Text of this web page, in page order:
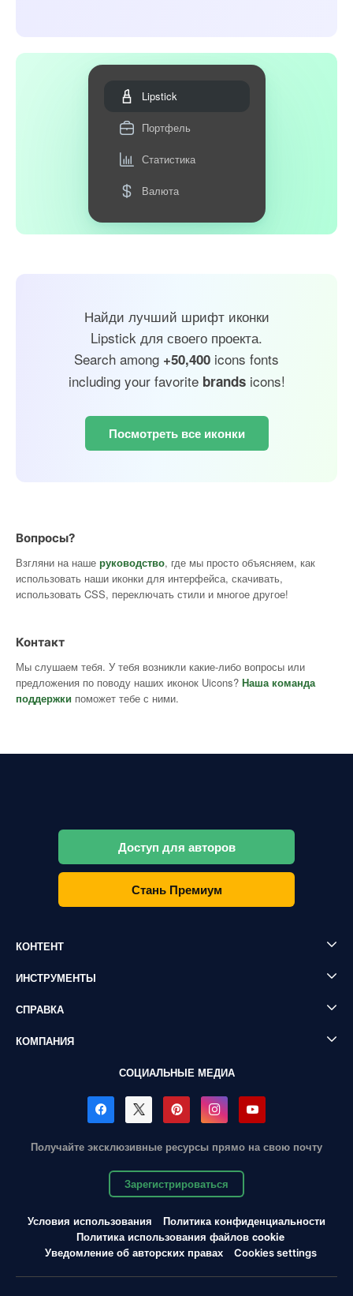
Lipstick
Портфель
Статистика
Валюта
Найди лучший шрифт иконки
Lipstick для своего проекта.
Search among +50,400 icons fonts
including your favorite brandsicons!
Посмотреть все иконки
Вопросы?
Взгляни на наше руководство, где мы просто объясняем, как
использовать наши иконки для интерфейса, скачивать,
использовать CSS, переключать стили и многое другое!
Контакт
Мы слушаем тебя. У тебя возникли какие-либо вопросы или
предложения по поводу наших иконок Uicons? Наша команда
поддержки поможет тебе с ними.
Доступ для авторов
Стань Премиум
КОНТЕНТ
ИНСТРУМЕНТЫ
СПРАВКА
КОМПАНИЯ
СОЦИАЛЬНЫЕ МЕДИА
Получайте эксклюзивные ресурсы прямо на свою почту
Зарегистрироваться
Условия использования
Политика конфиденциальности
Политика использования файлов cookie
Уведомление об авторских правах
Cookies settings